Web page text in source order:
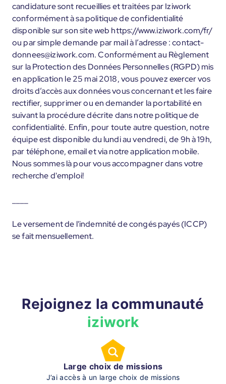
candidature sont recueillies et traitées par Iziwork
conformément à sa politique de confidentialité
disponible sur son site web https://www.iziwork.com/fr/
ou par simple demande par mail à l’adresse : contact-
donnees@iziwork.com. Conformément au Règlement
sur la Protection des Données Personnelles (RGPD) mis
en application le 25 mai 2018, vous pouvez exercer vos
droits d’accès aux données vous concernant et les faire
rectifier, supprimer ou en demander la portabilité en
suivant la procédure décrite dans notre politique de
confidentialité. Enfin, pour toute autre question, notre
équipe est disponible du lundi au vendredi, de 9h à 19h,
par téléphone, email et via notre application mobile.
Nous sommes là pour vous accompagner dans votre
recherche d'emploi!
Le versement de l'indemnité de congés payés (ICCP)
se fait mensuellement.
Rejoignez la communauté
iziwork
Large choix de missions
J’ai accès à un large choix de missions